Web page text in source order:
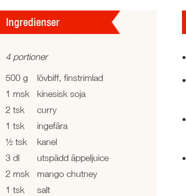
Ingredienser
4 portioner
500 g
lövbiff, finstrimlad
1 msk
kinesisk soja
2 tsk
curry
1 tsk
ingefära
½ tsk
kanel
3 dl
utspädd äppeljuice
2 msk
mango chutney
1 tsk
salt